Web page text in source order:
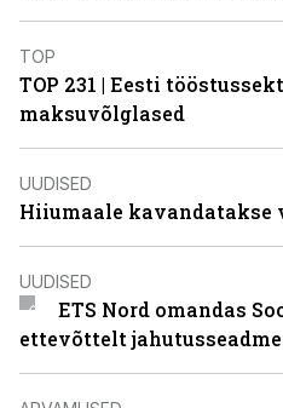
TOP
TOP 231 | Eesti
maksuvõlglased
UUDISED
Hiiumaale
UUDISED
ETS Nord omandas
ettevõttelt